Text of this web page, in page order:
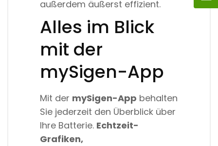
außerdem äußerst effizient.
Alles im Blick
mit der
mySigen-App
Mit der mySigen-App behalten
Sie jederzeit den Überblick über
Ihre Batterie. Echtzeit-
Grafiken,